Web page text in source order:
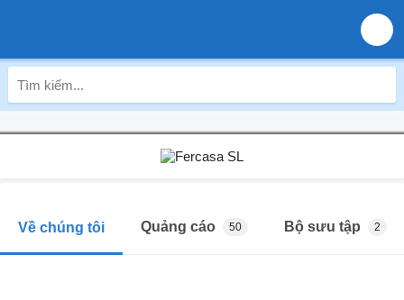
Về chúng tôi Quảng cáo 50 Bộ sưu tập 2